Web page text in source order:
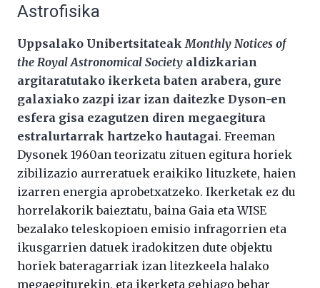
Astrofisika
Uppsalako Unibertsitateak Monthly Notices of
the Royal Astronomical Society aldizkarian
argitaratutako ikerketa baten arabera, gure
galaxiako zazpi izar izan daitezke Dyson-en
esfera gisa ezagutzen diren megaegitura
estralurtarrak hartzeko hautagai. Freeman
Dysonek 1960an teorizatu zituen egitura horiek
zibilizazio aurreratuek eraikiko lituzkete, haien
izarren energia aprobetxatzeko. Ikerketak ez du
horrelakorik baieztatu, baina Gaia eta WISE
bezalako teleskopioen emisio infragorrien eta
ikusgarrien datuek iradokitzen dute objektu
horiek bateragarriak izan litezkeela halako
megaegiturekin, eta ikerketa gehiago behar